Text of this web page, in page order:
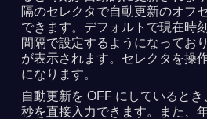
隔のセレクタで自動更新のオフ
できます。デフォルトで現在時
間隔で設定するようになってお
が表示されます。セレクタを操
になります。
自動更新を OFF にしているとき
秒を直接入力できます。また、